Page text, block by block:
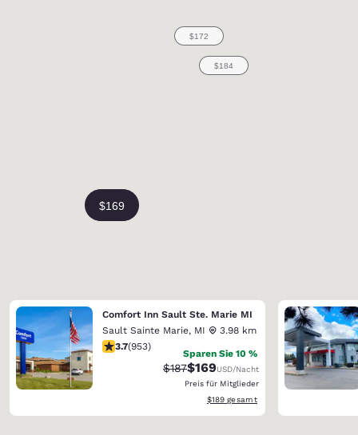
Comfort Inn Sault Ste. Marie MI
Sault Sainte Marie, MI
3.98 km
3.72-Sterne-Bewertung. Gut. 953 Bewertungen
3.7(953)
Sparen Sie 10 %
Durchgestrichener Preis:
$187Vergünstigter Preis:
$169USD/Nacht
Preis für Mitglieder
Geschätzte Gesamtdetails anzeigen
$189 gesamt